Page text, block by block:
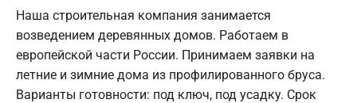
Наша строительная компания занимается
возведением деревянных домов. Работаем в
европейской части России. Принимаем заявки на
летние и зимние дома из профилированного бруса.
Варианты готовности: под ключ, под усадку. Срок